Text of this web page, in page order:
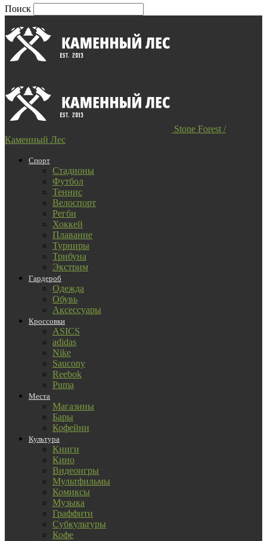
Поиск
Stone Forest /
Каменный Лес
Спорт
Стадионы
Футбол
Теннис
Велоспорт
Регби
Хоккей
Плавание
Турниры
Трибуна
Экстрим
Гардероб
Одежда
Обувь
Аксессуары
Кроссовки
ASICS
adidas
Nike
Saucony
Reebok
Puma
Места
Магазины
Бары
Кофейни
Культура
Книги
Кино
Видеоигры
Мультфильмы
Комиксы
Музыка
Граффити
Субкультуры
Кофе